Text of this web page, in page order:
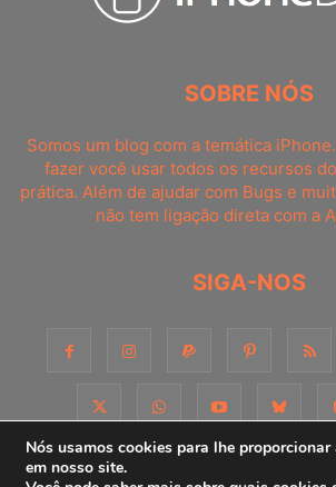
SOBRE NÓS
Somos um blog com a temática
fazer você usar todos os recursos
prática. Além de ajudar com Bugs e
não tem ligação direta com a
SIGA-NOS
Nós usamos cookies para lhe proporcionar
em nosso site.